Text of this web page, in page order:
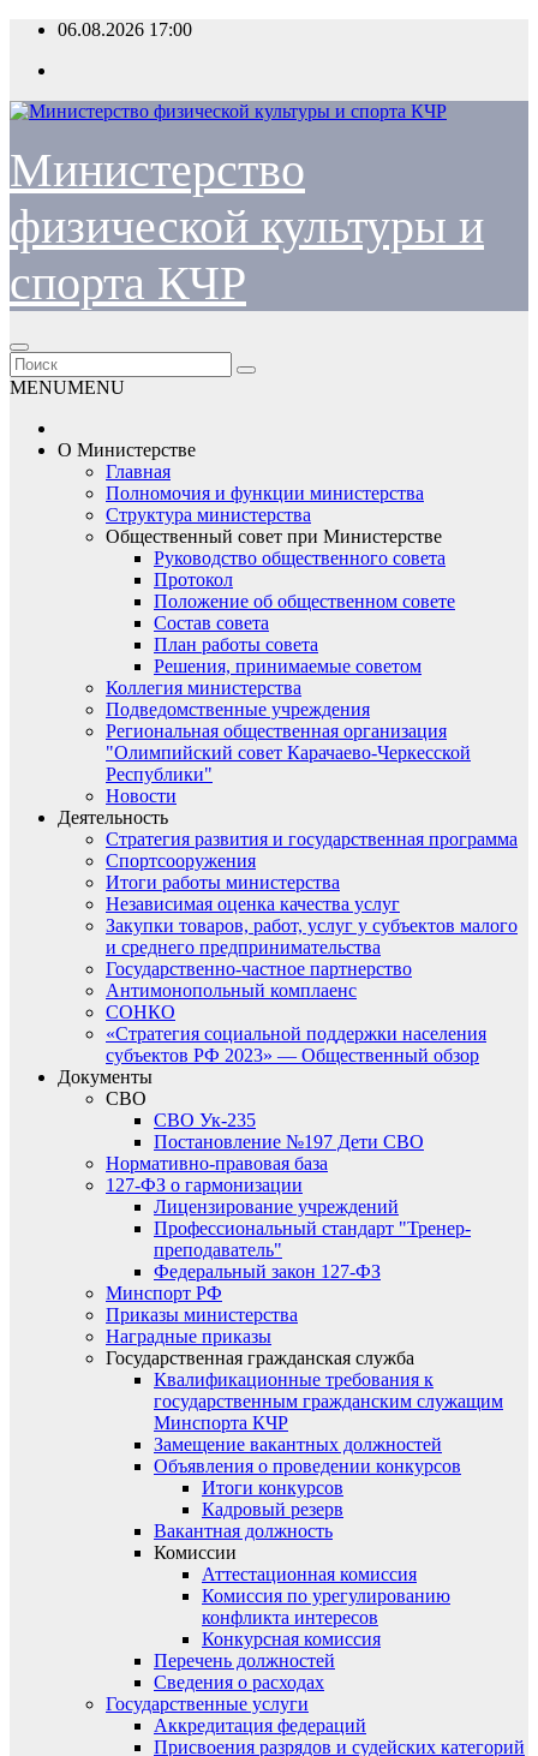
Перейти
содержимому
06.08.2026 17:00
Министерство
физической культуры и
спорта КЧР
MENUMENU
О Министерстве
Главная
Полномочия и функции министерства
Структура министерства
Общественный совет при Министерстве
Руководство общественного совета
Протокол
Положение об общественном совете
Состав совета
План работы совета
Решения, принимаемые советом
Коллегия министерства
Подведомственные учреждения
Региональная общественная организация
"Олимпийский совет Карачаево-Черкесской
Республики"
Новости
Деятельность
Стратегия развития и государственная программа
Спортсооружения
Итоги работы министерства
Независимая оценка качества услуг
Закупки товаров, работ, услуг у субъектов малого
и среднего предпринимательства
Государственно-частное партнерство
Антимонопольный комплаенс
СОНКО
«Стратегия социальной поддержки населения
субъектов РФ 2023» — Общественный обзор
Документы
СВО
СВО Ук-235
Постановление №197 Дети СВО
Нормативно-правовая база
127-ФЗ о гармонизации
Лицензирование учреждений
Профессиональный стандарт "Тренер-
преподаватель"
Федеральный закон 127-ФЗ
Минспорт РФ
Приказы министерства
Наградные приказы
Государственная гражданская служба
Квалификационные требования к
государственным гражданским служащим
Минспорта КЧР
Замещение вакантных должностей
Объявления о проведении конкурсов
Итоги конкурсов
Кадровый резерв
Вакантная должность
Комиссии
Аттестационная комиссия
Комиссия по урегулированию
конфликта интересов
Конкурсная комиссия
Перечень должностей
Сведения о расходах
Государственные услуги
Аккредитация федераций
Присвоения разрядов и судейских категорий